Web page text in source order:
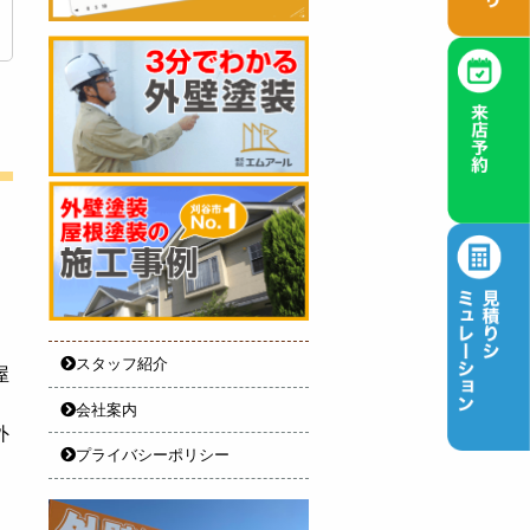
スタッフ紹介
会社案内
プライバシーポリシー